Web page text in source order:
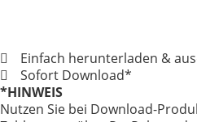
Einfach herunterladen &
Sofort Download*
*HINWEIS
Nutzen Sie bei Download-